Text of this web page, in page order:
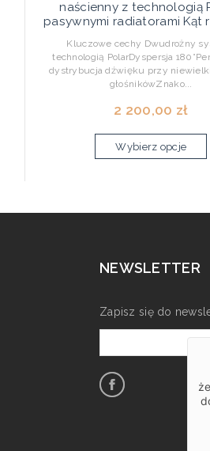
naścienny z technologią
pasywnymi radiatorami Kąt
Kluczowe cechy Dwudrożny
technologią PolarDyspersja
dystrybucja dźwięku przy
głośnikówZnako...
2 200,00 zł
Wybierz opcje
NEWSLETTER
Zapisz się do